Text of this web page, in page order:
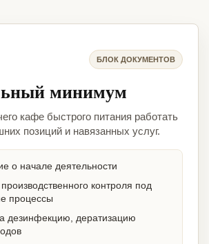
БЛОК ДОКУМЕНТОВ
минимум
кафе быстрого питания работать
позиций и навязанных услуг.
о начале деятельности
контроля под
процессы
дезинфекцию, дератизацию